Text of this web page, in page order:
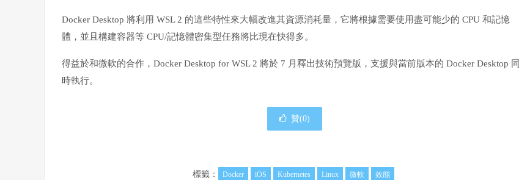
Docker Desktop 將利用 WSL 2 的這些特性來大幅改進其資源消耗量，它將根據需要使用盡可能少的 CPU 和記憶
體，並且構建容器等 CPU/記憶體密集型任務將比現在快得多。
得益於和微軟的合作，Docker Desktop for WSL 2 將於 7 月釋出技術預覽版，支援與當前版本的 Docker Desktop 同
時執行。
贊(0)
標籤： Docker iOS Kubernetes Linux 微軟 效能